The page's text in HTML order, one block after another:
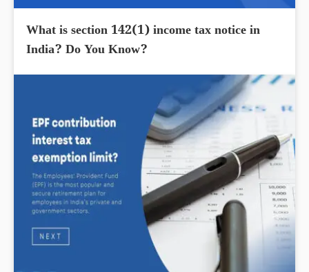
What is section 142(1) income tax notice in
India? Do You Know?